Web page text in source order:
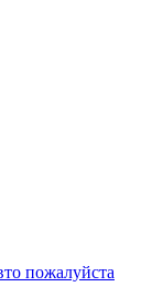
пожалуйста